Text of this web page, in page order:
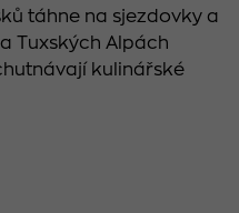
táhne na sjezdovky a
Tuxských Alpách
kulinářské